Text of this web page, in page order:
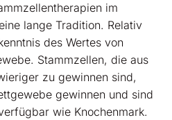
im
lange Tradition. Relativ
des Wertes von
Stammzellen, die aus
zu gewinnen sind,
gewinnen und sind
wie Knochenmark.